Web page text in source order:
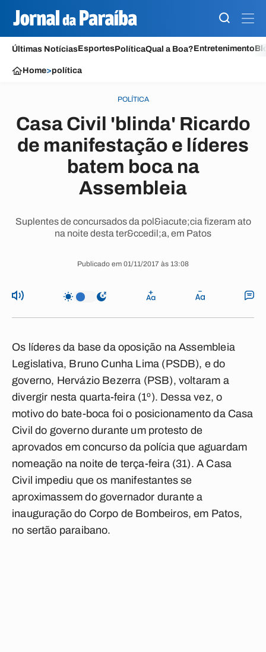
Últimas NotíciasEsportesPolíticaQual a Boa?Entretenimento
Home>política
POLÍTICA
Casa Civil 'blinda' Ricardo
de manifestação e líderes
batem boca na
Assembleia
Suplentes de concursados da pol&iacute;cia fizeram ato
na noite desta ter&ccedil;a, em Patos
Publicado em 01/11/2017 às 13:08
Os líderes da base da oposição na Assembleia
Legislativa, Bruno Cunha Lima (PSDB), e do
governo, Hervázio Bezerra (PSB), voltaram a
divergir nesta quarta-feira (1º). Dessa vez, o
motivo do bate-boca foi o posicionamento da Casa
Civil do governo durante um protesto de
aprovados em concurso da polícia que aguardam
nomeação na noite de terça-feira (31). A Casa
Civil impediu que os manifestantes se
aproximassem do governador durante a
inauguração do Corpo de Bombeiros, em Patos,
no sertão paraibano.